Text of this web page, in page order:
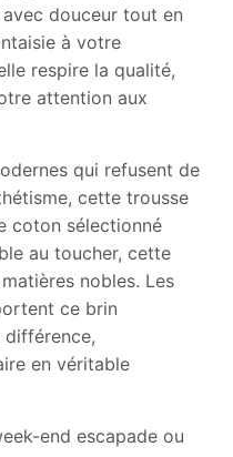
douceur tout en
à votre
respire la qualité,
attention aux
qui refusent de
cette trousse
coton sélectionné
au toucher, cette
nobles. Les
ce brin
différence,
en véritable
end escapade ou